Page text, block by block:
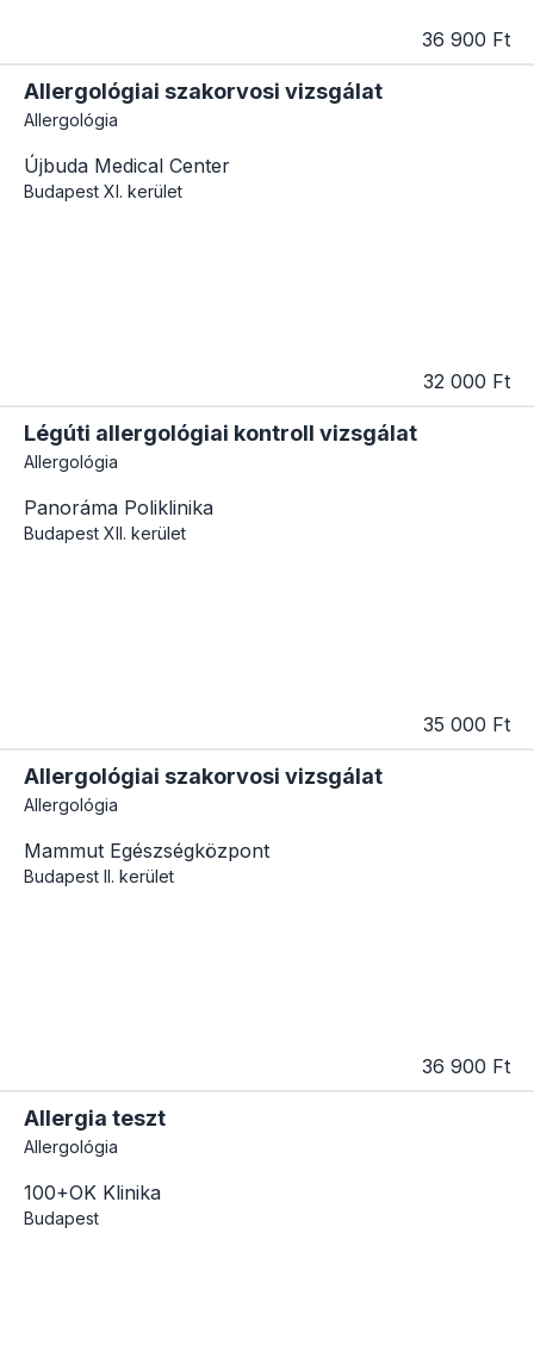
36 900 Ft
Allergológiai szakorvosi vizsgálat
Allergológia
Újbuda Medical Center
Budapest XI. kerület
32 000 Ft
Légúti allergológiai kontroll vizsgálat
Allergológia
Panoráma Poliklinika
Budapest XII. kerület
35 000 Ft
Allergológiai szakorvosi vizsgálat
Allergológia
Mammut Egészségközpont
Budapest II. kerület
36 900 Ft
Allergia teszt
Allergológia
100+OK Klinika
Budapest